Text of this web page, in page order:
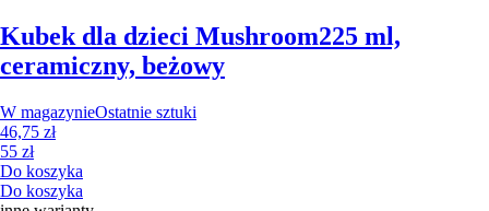
Kubek dla dzieci Mushroom225 ml,
ceramiczny, beżowy
W magazynieOstatnie sztuki
46,75 zł
55 zł
Do koszyka
Do koszyka